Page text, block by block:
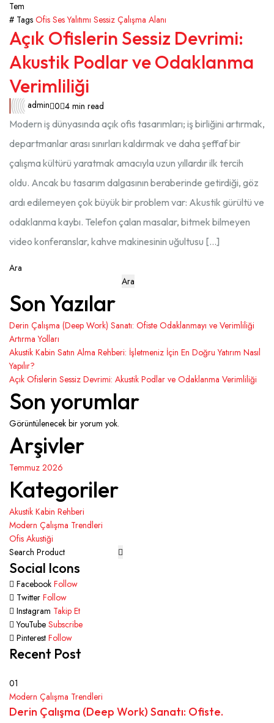
Tem
# Tags Ofis Ses Yalıtımı Sessiz Çalışma Alanı
Açık Ofislerin Sessiz Devrimi:
Akustik Podlar ve Odaklanma
Verimliliği
admin 0 4 min read
Modern iş dünyasında açık ofis tasarımları; iş birliğini artırmak,
departmanlar arası sınırları kaldırmak ve daha şeffaf bir
çalışma kültürü yaratmak amacıyla uzun yıllardır ilk tercih
oldu. Ancak bu tasarım dalgasının beraberinde getirdiği, göz
ardı edilemeyen çok büyük bir problem var: Akustik gürültü ve
odaklanma kaybı. Telefon çalan masalar, bitmek bilmeyen
video konferanslar, kahve makinesinin uğultusu […]
Ara
Ara
Son Yazılar
Derin Çalışma (Deep Work) Sanatı: Ofiste Odaklanmayı ve Verimliliği
Artırma Yolları
Akustik Kabin Satın Alma Rehberi: İşletmeniz İçin En Doğru Yatırım Nasıl
Yapılır?
Açık Ofislerin Sessiz Devrimi: Akustik Podlar ve Odaklanma Verimliliği
Son yorumlar
Görüntülenecek bir yorum yok.
Arşivler
Temmuz 2026
Kategoriler
Akustik Kabin Rehberi
Modern Çalışma Trendleri
Ofis Akustiği
Social Icons
Facebook Follow
Twitter Follow
Instagram Takip Et
YouTube Subscribe
Pinterest Follow
Recent Post
01
Modern Çalışma Trendleri
Derin Çalışma (Deep Work) Sanatı: Ofiste.